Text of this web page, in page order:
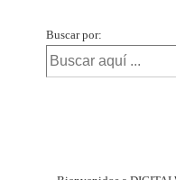
Buscar por: